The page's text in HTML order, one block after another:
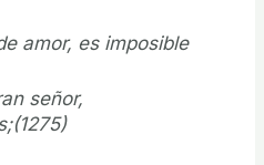
amor, es imposible
señor,